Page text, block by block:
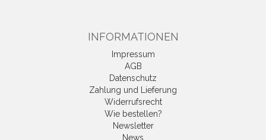
INFORMATIONEN
Impressum
AGB
Datenschutz
Zahlung und Lieferung
Widerrufsrecht
Wie bestellen?
Newsletter
News